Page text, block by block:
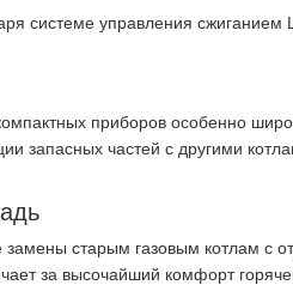
системе управления
приборов особенно
запасных частей с другими
старым газовым котлам с
за высочайший комфорт